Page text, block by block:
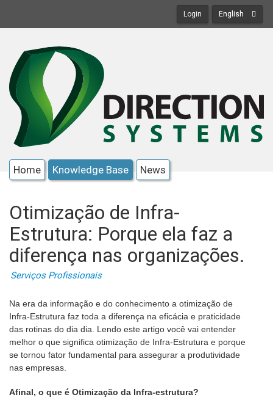
Login English
Home Knowledge Base News
Otimização de Infra-
Estrutura: Porque ela faz a
diferença nas organizações.
Serviços Profissionais
Na era da informação e do conhecimento a otimização de
Infra-Estrutura faz toda a diferença na eficácia e praticidade
das rotinas do dia dia. Lendo este artigo você vai entender
melhor o que significa otimização de Infra-Estrutura e porque
se tornou fator fundamental para assegurar a produtividade
nas empresas.
Afinal, o que é Otimização da Infra-estrutura?